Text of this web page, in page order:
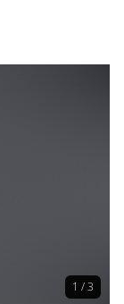
1 / 3